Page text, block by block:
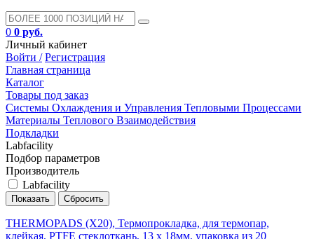
0 0 руб.
Личный кабинет
Войти / Регистрация
Главная страница
Каталог
Товары под заказ
Системы Охлаждения и Управления Тепловыми Процессами
Материалы Теплового Взаимодействия
Подкладки
Labfacility
Подбор параметров
Производитель
Labfacility
THERMOPADS (X20), Термопрокладка, для термопар,
клейкая, PTFE стеклоткань, 13 x 18мм, упаковка из 20